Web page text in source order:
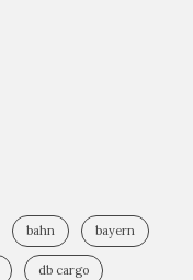
bahn bayern
db cargo